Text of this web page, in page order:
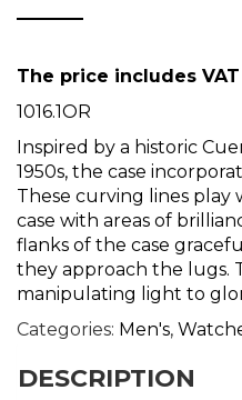
The price includes VAT
1016.1OR
Inspired by a historic
1950s, the case
These curving lines
case with areas of
flanks of the case
they approach the lugs.
manipulating light to
Categories: Men's,
DESCRIPTION